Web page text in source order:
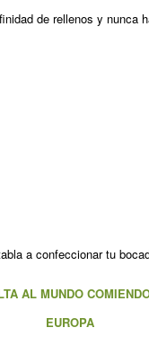
de rellenos y nunca
a confeccionar tu
AL MUNDO
EUROPA